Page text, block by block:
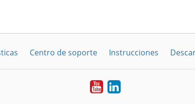
Centro de soporte Instrucciones
YouTubeLinkedIn